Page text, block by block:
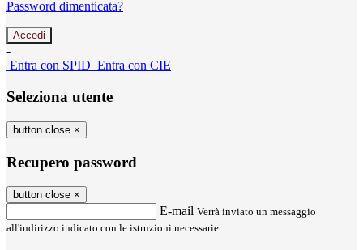
Password dimenticata?
-
Entra con SPID Entra con CIE
Seleziona utente
button close ×
Recupero password
button close ×
E-mail Verrà inviato un messaggio
all'indirizzo indicato con le istruzioni necessarie.